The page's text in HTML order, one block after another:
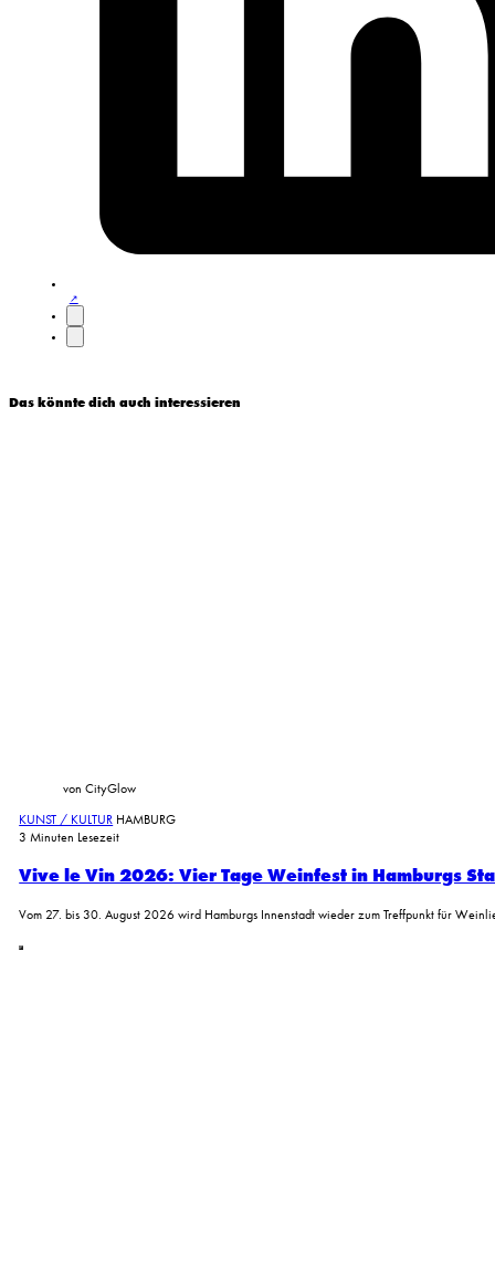
Das könnte dich auch interessieren
von CityGlow
KUNST / KULTUR HAMBURG
3 Minuten Lesezeit
Vive le Vin 2026: Vier Tage Weinfest in Hamburgs
Vom 27. bis 30. August 2026 wird Hamburgs Innenstadt wieder zum Treffpunkt für